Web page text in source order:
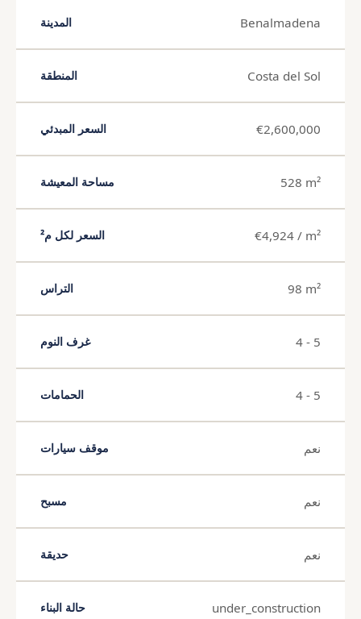
المدينة Benalmadena
المنطقة Costa del Sol
السعر المبدئي €2,600,000
مساحة المعيشة 528 m²
السعر لكل م² €4,924 / m²
التراس 98 m²
غرف النوم 4 - 5
الحمامات 4 - 5
موقف سيارات نعم
مسبح نعم
حديقة نعم
حالة البناء under_construction